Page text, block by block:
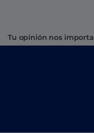
Tu opinión nos importa